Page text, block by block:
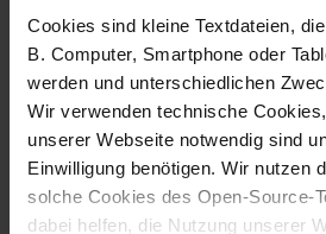
Cookies sind kleine Textdateien,
B. Computer, Smartphone oder
werden und unterschiedlichen
Wir verwenden technische
unserer Webseite notwendig sind
Einwilligung benötigen. Wir nutzen
solche Cookies des Open-Source-
dabei helfen, die Nutzung unserer
Fotografo: Lorenz
Sternbach
Download